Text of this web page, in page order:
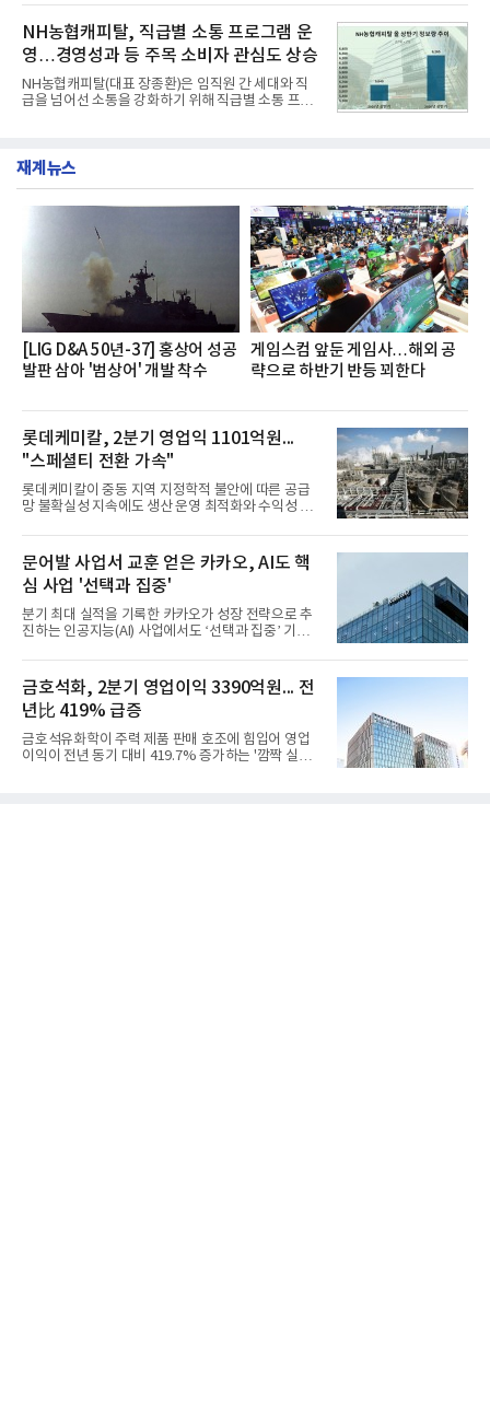
넘
혔다.‘동대문식 닭한마리 칼국수’는 예상을 뛰어넘는
소비자 호응에 힘입어 지난 7월 13일 첫 선을 보인 지
단 18일 만에 누적 판매량 50만 개를 돌파하는 성과를
거두었다.이번 신제품은 개발진이 전국의 닭한마리
전문점을 직접 찾아 다니며 최적의 육수 비율을 완성
했다. 자극적이지 않으면서도 깊은 닭육수에 마늘의
개운한 풍미를 더했으며, 국물이 잘 배어들면서도 쫄
서도
NH농협캐피탈, 직급별 소통 프로그램 운
영…경영성과 등 주목 소비자 관심도 상승
NH농협캐피탈(대표 장종환)은 임직원 간 세대와 직
급을 넘어선 소통을 강화하기 위해 직급별 소통 프로
영지원부 홍보팀과 2026년 새로이(e)＊가 공동 주관
쳐 진행됐다.참고로 새로이(e)는 NH농협캐피탈 MZ
세대들로(과장~계장) 구성된 자율 참여조직으로, 조
직문화 혁신과 업무 효율성 향상을 위한 다양한 활동
을 추진하며,새로운 변화와 이로운 영향력을 조직전
반에 전파하는 역할
재계뉴스
[LIG D&A 50년-37] 홍상어 성공
발판 삼아 '범상어' 개발 착수
게임스컴 앞둔 게임사…해외 공
략으로 하반기 반등 꾀한다
롯데케미칼, 2분기 영업익 1101억원...
"스페셜티 전환 가속"
롯데케미칼이 중동 지역 지정학적 불안에 따른 공급
망 불확실성 지속에도 생산 운영 최적화와 수익성 중
어갔다.롯데케미칼이 2026년 2분기 연결 기준 매출
액 5조6864억원, 영업이익 1101억원을 기록했다고 7
일 밝혔다. 사업별로는 기초화학 부문(롯데케미칼 기
초소재사업·LC타이탄·LC USA·롯데대산석화)이 매
출 3조9403억원, 영업이익 23억원을 기록했다. 정기
보수 영향과 원료 가격 변동에 따른 래깅 효과로 전분
기 대비 수익성은 둔화됐지만 흑자 전환 흐름을 유지
우호적인 환율 효과
문어발 사업서 교훈 얻은 카카오, AI도 핵
심 사업 '선택과 집중'
분기 최대 실적을 기록한 카카오가 성장 전략으로 추
진하는 인공지능(AI) 사업에서도 ‘선택과 집중’ 기조
라 투자에 나서는 것과 달리, 카카오는 ‘카카오톡’이
라는 플랫폼 경쟁력을 활용한 AI 에이전트 서비스에
집중하는 전략이다. 과거 무리한 사업 확장 과정에서
겪었던 시행착오를 되풀이하지 않고 핵심 역량에 집
중하겠다는 취지로 풀이된다.7일 업계에 따르면 카카
오는 올해 2분기 연결 기준 매출 2조985억원, 영업이
익 2770억원을 기록했다. 전년 동기 대비 매출과 영업
금호석화, 2분기 영업이익 3390억원... 전
년比 419% 급증
금호석유화학이 주력 제품 판매 호조에 힘입어 영업
이익이 전년 동기 대비 419.7% 증가하는 '깜짝 실